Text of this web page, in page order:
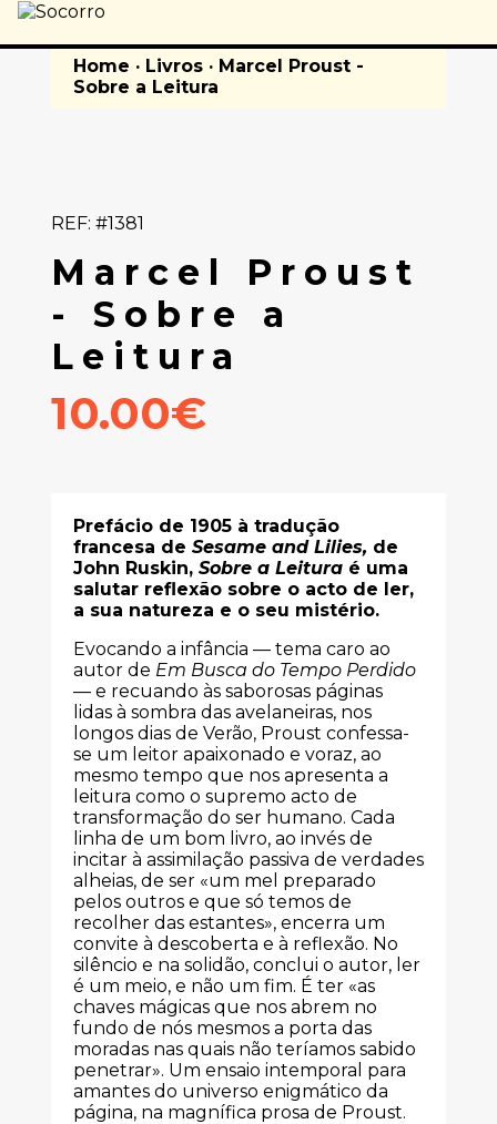
Home · Livros· Marcel Proust -
Sobre a Leitura
REF: #1381
Marcel Proust
- Sobre a
Leitura
10.00€
Prefácio de 1905 à tradução
francesa de Sesame and Lilies, de
John Ruskin, Sobre a Leituraé uma
salutar reflexão sobre o acto de ler,
a sua natureza e o seu mistério.
Evocando a infância — tema caro ao
autor de Em Busca do Tempo Perdido
— e recuando às saborosas páginas
lidas à sombra das avelaneiras, nos
longos dias de Verão, Proust confessa-
se um leitor apaixonado e voraz, ao
mesmo tempo que nos apresenta a
leitura como o supremo acto de
transformação do ser humano. Cada
linha de um bom livro, ao invés de
incitar à assimilação passiva de verdades
alheias, de ser «um mel preparado
pelos outros e que só temos de
recolher das estantes», encerra um
convite à descoberta e à reflexão. No
silêncio e na solidão, conclui o autor, ler
é um meio, e não um fim. É ter «as
chaves mágicas que nos abrem no
fundo de nós mesmos a porta das
moradas nas quais não teríamos sabido
penetrar». Um ensaio intemporal para
amantes do universo enigmático da
página, na magnífica prosa de Proust.